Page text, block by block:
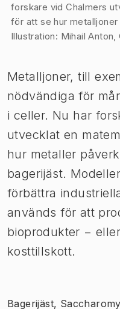
forskare vid Chalmers
för att se hur
Illustration: Mihail Anton,
​Metalljoner, till
nödvändiga för
i celler. Nu har
utvecklat en
hur metaller
bagerijäst.
förbättra
används för att
bioprodukter −
kosttillskott. ​
Bagerijäst,